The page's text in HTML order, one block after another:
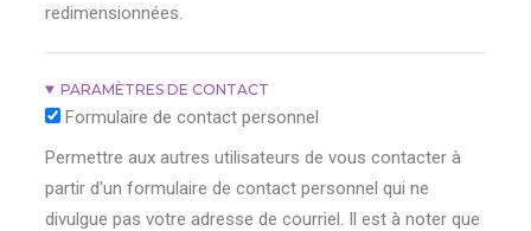
redimensionnées.
PARAMÈTRES DE CONTACT
Formulaire de contact personnel
Permettre aux autres utilisateurs de vous contacter à
partir d'un formulaire de contact personnel qui ne
divulgue pas votre adresse de courriel. Il est à noter que